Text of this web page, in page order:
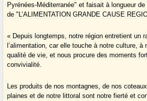
Pyrénées-Méditerranée" et faisait à longueur
de "L’ALIMENTATION GRANDE CAUSE
« Depuis longtemps, notre région entretient un
l’alimentation, car elle touche à notre culture, à
qualité de vie, et nous procure des moments
convivialité.
Les produits de nos montagnes, de nos
plaines et de notre littoral sont notre fierté et